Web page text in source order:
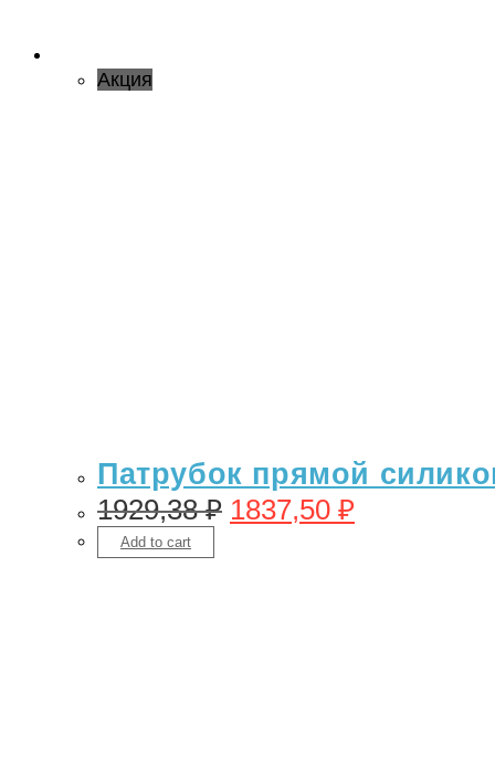
Акция
Патрубок прямой
1929,38₽ 1837,50 ₽
Add to cart